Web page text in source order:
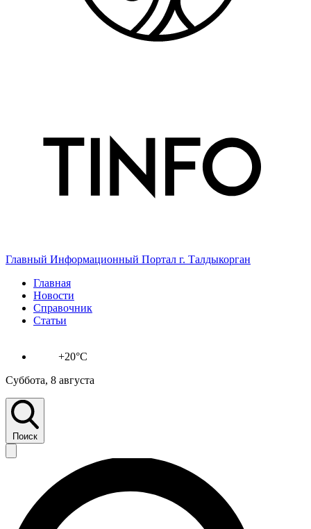
Главный Информационный Портал г. Талдыкорган
Главная
Новости
Справочник
Статьи
+20°C
Суббота, 8 августа
Поиск